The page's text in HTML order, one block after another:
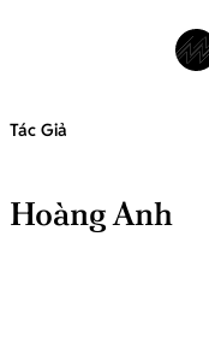
Hoàng Anh
Tác Giả